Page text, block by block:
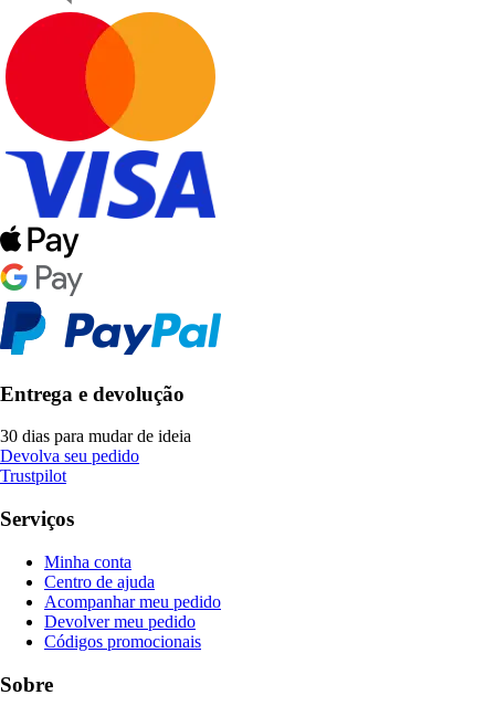
Entrega e devolução
30 dias para mudar de ideia
Devolva seu pedido
Trustpilot
Serviços
Minha conta
Centro de ajuda
Acompanhar meu pedido
Devolver meu pedido
Códigos promocionais
Sobre